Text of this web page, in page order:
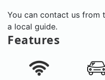
You can contact us from
a local guide.
Features